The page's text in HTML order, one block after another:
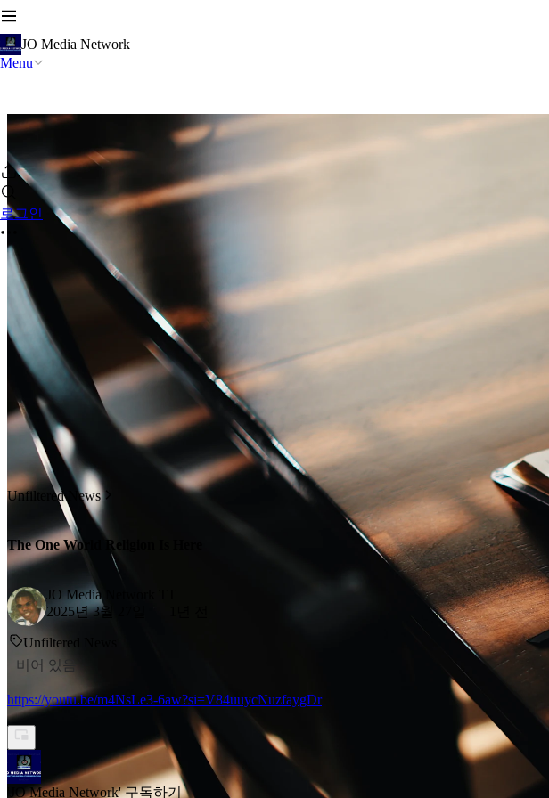
JO Media Network
Menu
로그인
Unfiltered News
The One World Religion Is Here
JO Media Network TT
2025년 3월 27일
Unfiltered News
비어 있음
https://youtu.be/m4NsLe3-6aw?si=V84uuycNuzfaygDr
'JO Media Network' 구독하기